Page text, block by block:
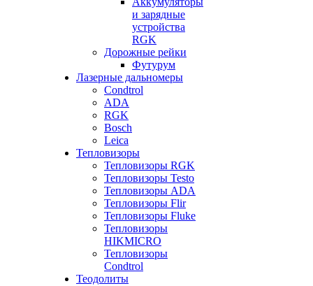
и зарядные
устройства
RGK
Дорожные рейки
Футурум
Лазерные дальномеры
Condtrol
ADA
RGK
Bosch
Leica
Тепловизоры
Тепловизоры RGK
Тепловизоры Testo
Тепловизоры ADA
Тепловизоры Flir
Тепловизоры Fluke
Тепловизоры
HIKMICRO
Тепловизоры
Condtrol
Теодолиты